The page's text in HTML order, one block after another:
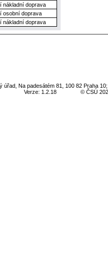
nákladní doprava
osobní doprava
nákladní doprava
úřad, Na padesátém 81, 100 82 Praha
Verze: 1.2.18
© ČSÚ